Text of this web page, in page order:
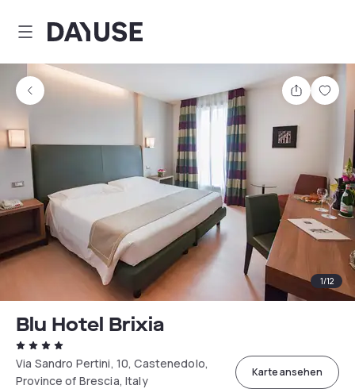
Dayuse
Teilen
1/12
Blu Hotel Brixia
Via Sandro Pertini, 10, Castenedolo,
Province of Brescia, Italy
Karte ansehen